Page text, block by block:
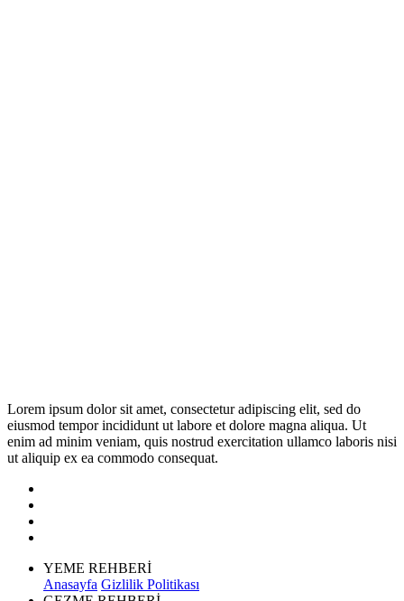
Lorem ipsum dolor sit amet, consectetur adipiscing elit, sed do
eiusmod tempor incididunt ut labore et dolore magna aliqua. Ut
enim ad minim veniam, quis nostrud exercitation ullamco laboris nisi
ut aliquip ex ea commodo consequat.
YEME REHBERİ
Anasayfa Gizlilik Politikası